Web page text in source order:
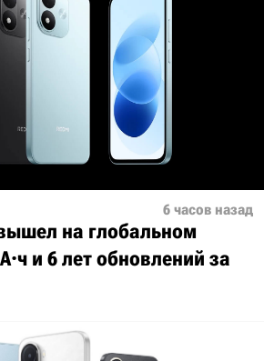
6 часов назад
на глобальном
и 6 лет обновлений за